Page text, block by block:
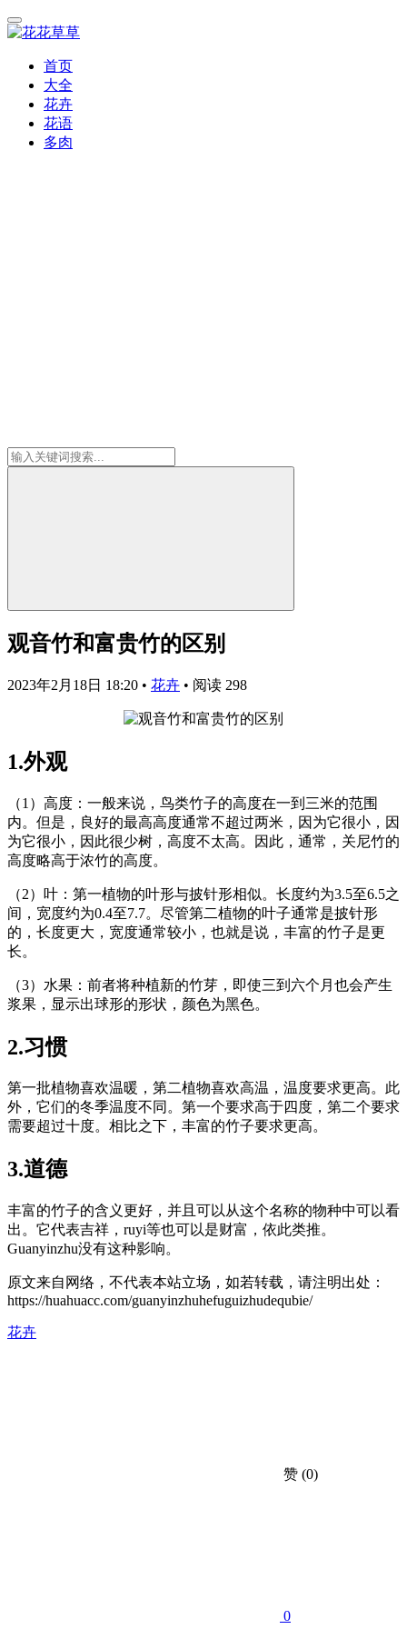
首页
大全
花卉
花语
多肉
观音竹和富贵竹的区别
2023年2月18日 18:20 • 花卉 • 阅读 298
1.外观
（1）高度：一般来说，鸟类竹子的高度在一到三米的范围
内。但是，良好的最高高度通常不超过两米，因为它很小，因
为它很小，因此很少树，高度不太高。因此，通常，关尼竹的
高度略高于浓竹的高度。
（2）叶：第一植物的叶形与披针形相似。长度约为3.5至6.5之
间，宽度约为0.4至7.7。尽管第二植物的叶子通常是披针形
的，长度更大，宽度通常较小，也就是说，丰富的竹子是更
长。
（3）水果：前者将种植新的竹芽，即使三到六个月也会产生
浆果，显示出球形的形状，颜色为黑色。
2.习惯
第一批植物喜欢温暖，第二植物喜欢高温，温度要求更高。此
外，它们的冬季温度不同。第一个要求高于四度，第二个要求
需要超过十度。相比之下，丰富的竹子要求更高。
3.道德
丰富的竹子的含义更好，并且可以从这个名称的物种中可以看
出。它代表吉祥，ruyi等也可以是财富，依此类推。
Guanyinzhu没有这种影响。
原文来自网络，不代表本站立场，如若转载，请注明出处：
https://huahuacc.com/guanyinzhuhefuguizhudequbie/
花卉
赞 (0)
0